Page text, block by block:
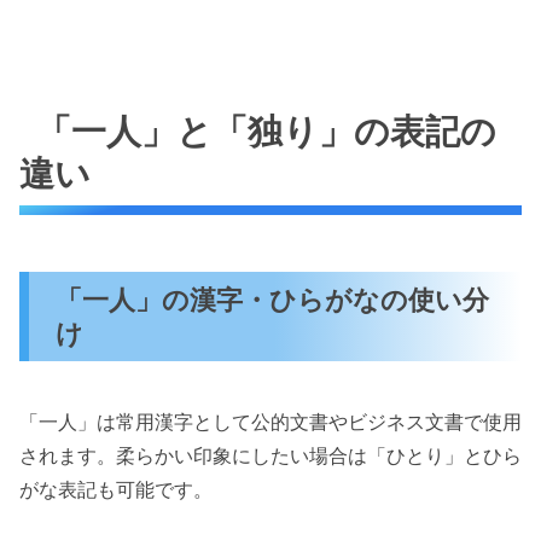
「一人」と「独り」の表記の
違い
「一人」の漢字・ひらがなの使い分
け
「一人」は常用漢字として公的文書やビジネス文書で使用
されます。柔らかい印象にしたい場合は「ひとり」とひら
がな表記も可能です。